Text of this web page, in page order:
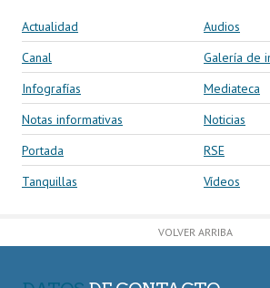
Actualidad
Audios
Canal
Galería de
Infografías
Mediateca
Notas informativas
Noticias
Portada
RSE
Tanquillas
Vídeos
VOLVER ARRIBA